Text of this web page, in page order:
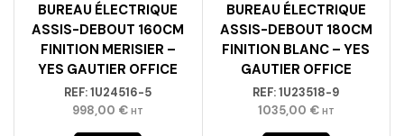
BUREAU ÉLECTRIQUE
ASSIS-DEBOUT 160CM
FINITION MERISIER –
YES GAUTIER OFFICE
REF:1U24516-5
998,00 € HT
BUREAU ÉLECTRIQUE
ASSIS-DEBOUT 180CM
FINITION BLANC – YES
GAUTIER OFFICE
REF:1U23518-9
1035,00 € HT